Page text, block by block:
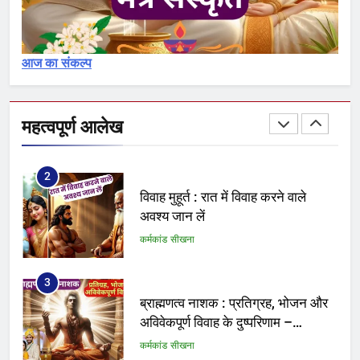
आज का संकल्प
महत्वपूर्ण आलेख
का विश्लेषण – Pavitrikaran – 1
कर्मकांड सीखना
1
2
विवाह मुहूर्त : रात में विवाह करने वाले
अवश्य जान लें
कर्मकांड सीखना
3
ब्राह्मणत्व नाशक : प्रतिग्रह, भोजन और
अविवेकपूर्ण विवाह के दुष्परिणाम –
Brahmanatva
कर्मकांड सीखना